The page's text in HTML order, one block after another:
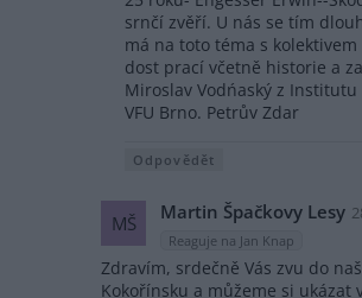
srnčí zvěří. U nás se tím
má na toto téma s
dost prací včetně historie a
Miroslav Vodńaský z Institutu
VFU Brno. Petrův Zdar
Odpovědět
MŠ Martin Špačkovy Lesy
Reaguje na Jan Knap
Zdravím, srdečně Vás zvu do
Kokořínsku a můžeme si ukázat